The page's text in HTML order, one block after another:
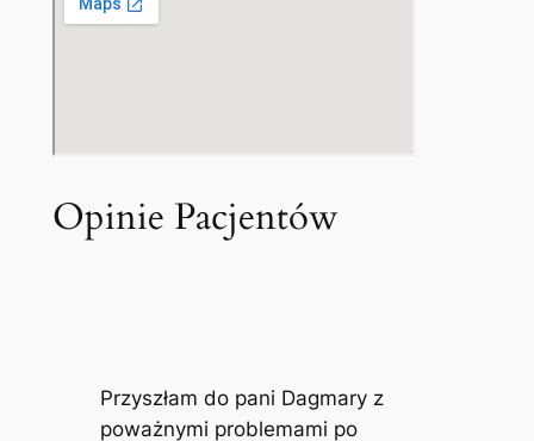
Opinie Pacjentów
Przyszłam do pani Dagmary z
poważnymi problemami po